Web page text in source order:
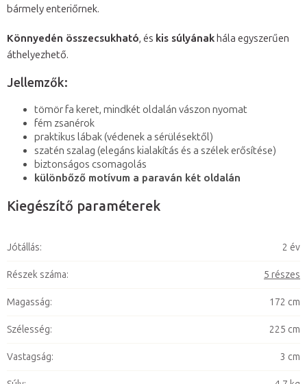
bármely enteriőrnek.
Könnyedén összecsukható, és kis súlyának hála egyszerűen
áthelyezhető.
Jellemzők:
tömör fa keret, mindkét oldalán vászon nyomat
fém zsanérok
praktikus lábak (védenek a sérülésektől)
szatén szalag (elegáns kialakítás és a szélek erősítése)
biztonságos csomagolás
különbőző motívum a paraván két oldalán
Kiegészítő paraméterek
Jótállás: 2 év
Részek száma: 5 részes
Magasság: 172 cm
Szélesség: 225 cm
Vastagság: 3 cm